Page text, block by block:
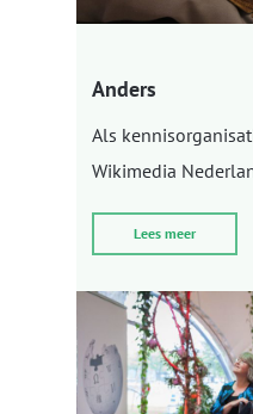
Anders
Als
Wikimedia
Lees meer